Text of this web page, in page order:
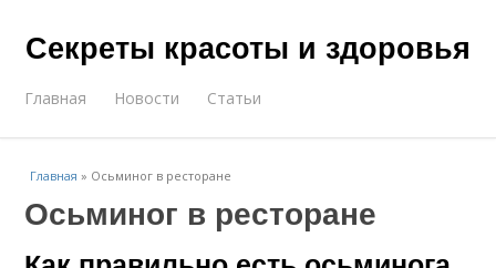
Секреты красоты и здоровья
Главная Новости Статьи
Главная » Осьминог в ресторане
Осьминог в ресторане